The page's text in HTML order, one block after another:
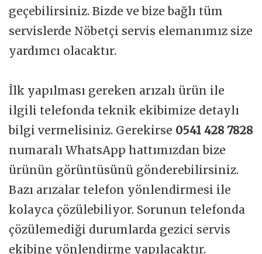
geçebilirsiniz. Bizde ve bize bağlı tüm
servislerde Nöbetçi servis elemanımız size
yardımcı olacaktır.
İlk yapılması gereken arızalı ürün ile
ilgili telefonda teknik ekibimize detaylı
bilgi vermelisiniz. Gerekirse 0541 428 7828
numaralı WhatsApp hattımızdan bize
ürünün görüntüsünü gönderebilirsiniz.
Bazı arızalar telefon yönlendirmesi ile
kolayca çözülebiliyor. Sorunun telefonda
çözülemediği durumlarda gezici servis
ekibine yönlendirme yapılacaktır.